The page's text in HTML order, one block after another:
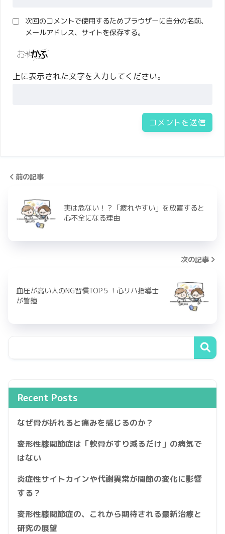
次回のコメントで使用するためブラウザーに自分の名前、
メールアドレス、サイトを保存する。
上に表示された文字を入力してください。
前の記事
実は危ない！？「疲れやすい」を放置すると
心不全になる理由
次の記事
血圧が高い人のNG習慣TOP５！心リハ指導士
が警鐘
Recent Posts
なぜ骨が折れると痛みを感じるのか？
変形性膝関節症は「軟骨がすり減るだけ」の病気で
はない
炎症性サイトカインや代謝異常が関節の変化に影響
する？
変形性膝関節症の、これから期待される最新治療と
研究の展望